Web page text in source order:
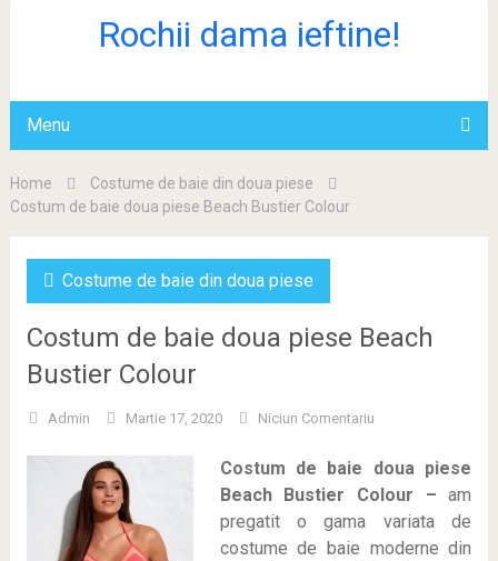
Rochii dama ieftine!
Menu
Home
Costume de baie din doua piese
Costum de baie doua piese Beach Bustier Colour
Costume de baie din doua piese
Costum de baie doua piese Beach
Bustier Colour
Admin Martie 17, 2020 Niciun Comentariu
Costum de baie doua piese
Beach Bustier Colour – am
pregatit o gama variata de
costume de baie moderne din